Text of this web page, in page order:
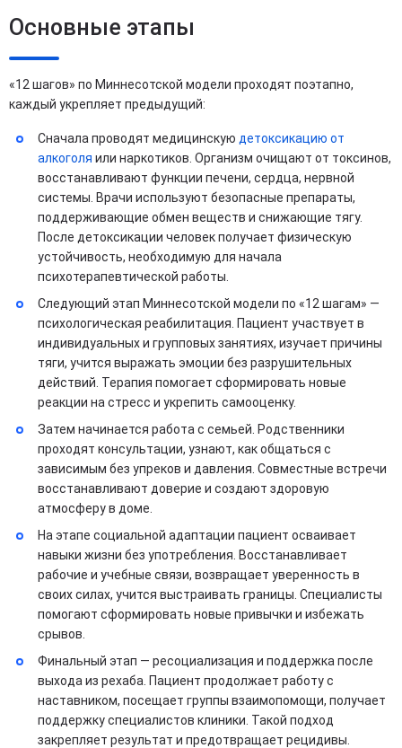
Основные этапы
«12 шагов» по Миннесотской модели проходят поэтапно,
каждый укрепляет предыдущий:
Сначала проводят медицинскую детоксикацию от
алкоголя или наркотиков. Организм очищают от токсинов,
восстанавливают функции печени, сердца, нервной
системы. Врачи используют безопасные препараты,
поддерживающие обмен веществ и снижающие тягу.
После детоксикации человек получает физическую
устойчивость, необходимую для начала
психотерапевтической работы.
Следующий этап Миннесотской модели по «12 шагам» —
психологическая реабилитация. Пациент участвует в
индивидуальных и групповых занятиях, изучает причины
тяги, учится выражать эмоции без разрушительных
действий. Терапия помогает сформировать новые
реакции на стресс и укрепить самооценку.
Затем начинается работа с семьей. Родственники
проходят консультации, узнают, как общаться с
зависимым без упреков и давления. Совместные встречи
восстанавливают доверие и создают здоровую
атмосферу в доме.
На этапе социальной адаптации пациент осваивает
навыки жизни без употребления. Восстанавливает
рабочие и учебные связи, возвращает уверенность в
своих силах, учится выстраивать границы. Специалисты
помогают сформировать новые привычки и избежать
срывов.
Финальный этап — ресоциализация и поддержка после
выхода из рехаба. Пациент продолжает работу с
наставником, посещает группы взаимопомощи, получает
поддержку специалистов клиники. Такой подход
закрепляет результат и предотвращает рецидивы.